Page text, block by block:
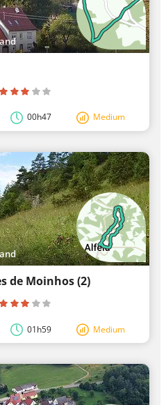
00h47 Medium
de Moinhos (2)
01h59 Medium